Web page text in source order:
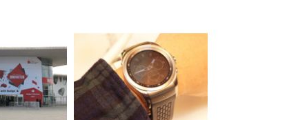
ゃれ パソコンチェア (ホワイ
ト)
宅勤務 ブラック